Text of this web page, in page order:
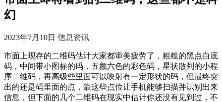
幻
2023年7月10日 信息资讯
市面上现存的二维码估计大家都审美疲劳了，粗糙的黑点白底
码，中间带小图标的码，五颜六色的彩色码，星状散列的小程
序二维码，再高级些里面可以映射有一定形状的码，但最终突
出的还是码里面的点，靠这些点位让手机能够扫描并识别出来
信息，但下面的几个二维码在现实中估计你还没有见到过，不